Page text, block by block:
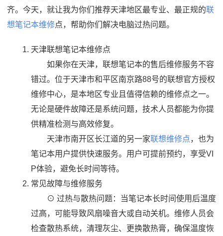
齐。今天，就让我为你们推荐天津地区最专业、最正规的联
想笔记本维修点，帮助你们解决电脑过热问题。
天津联想笔记本维修点
如果你在天津，联想笔记本的售后维修服务不容
错过。位于天津市和平区南京路88号的联想官方授权
维修中心，是本地区专业且值得信赖的维修点之一。
无论是硬件故障还是系统问题，技术人员都能为你提
供精准检测与高效修复。
天津市南开区长江道的另一家联想维修点，也为
笔记本用户提供快速服务。用户可提前预约，享受VI
P体验，避免长时间等待。
常见故障与维修服务
⊙ 过热与散热问题：当笔记本长时间使用后温度
过高，可能导致风扇噪音大或自动关机。维修人员会
检查散热系统，清理灰尘、更换散热膏，确保温度恢